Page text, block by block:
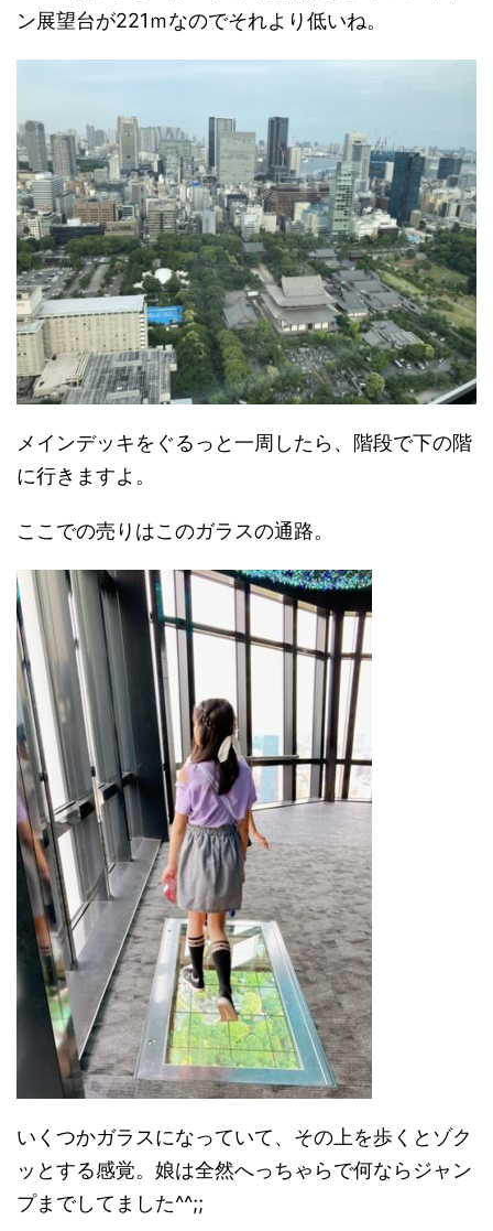
ン展望台が221ｍなのでそれより低いね。
メインデッキをぐるっと一周したら、階段で下の階
に行きますよ。
ここでの売りはこのガラスの通路。
いくつかガラスになっていて、その上を歩くとゾク
ッとする感覚。娘は全然へっちゃらで何ならジャン
プまでしてました^^;;